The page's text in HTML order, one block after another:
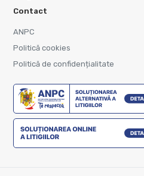
Contact
ANPC
Politică cookies
Politică de confidențialitate